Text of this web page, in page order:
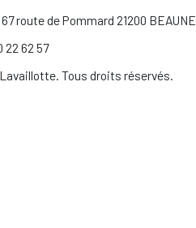
route de Pommard 21200 BEAUNE
22 62 57
Tous droits réservés.